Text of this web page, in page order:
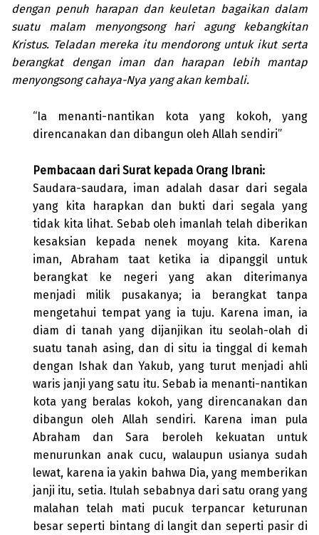
dengan penuh harapan dan keuletan bagaikan dalam
suatu malam menyongsong hari agung kebangkitan
Kristus. Teladan mereka itu mendorong untuk ikut serta
berangkat dengan iman dan harapan lebih mantap
menyongsong cahaya-Nya yang akan kembali.
“Ia menanti-nantikan kota yang kokoh, yang
direncanakan dan dibangun oleh Allah sendiri”
Pembacaan dari Surat kepada Orang Ibrani:
Saudara-saudara, iman adalah dasar dari segala
yang kita harapkan dan bukti dari segala yang
tidak kita lihat. Sebab oleh imanlah telah diberikan
kesaksian kepada nenek moyang kita. Karena
iman, Abraham taat ketika ia dipanggil untuk
berangkat ke negeri yang akan diterimanya
menjadi milik pusakanya; ia berangkat tanpa
mengetahui tempat yang ia tuju. Karena iman, ia
diam di tanah yang dijanjikan itu seolah-olah di
suatu tanah asing, dan di situ ia tinggal di kemah
dengan Ishak dan Yakub, yang turut menjadi ahli
waris janji yang satu itu. Sebab ia menanti-nantikan
kota yang beralas kokoh, yang direncanakan dan
dibangun oleh Allah sendiri. Karena iman pula
Abraham dan Sara beroleh kekuatan untuk
menurunkan anak cucu, walaupun usianya sudah
lewat, karena ia yakin bahwa Dia, yang memberikan
janji itu, setia. Itulah sebabnya dari satu orang yang
malahan telah mati pucuk terpancar keturunan
besar seperti bintang di langit dan seperti pasir di